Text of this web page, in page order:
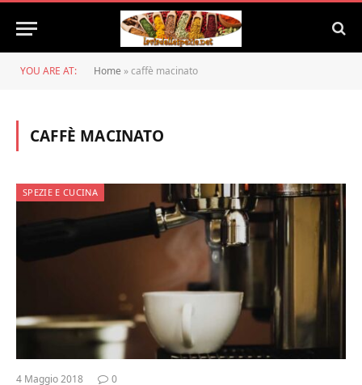
YOU ARE AT: Home »caffè macinato
CAFFÈ MACINATO
SPEZIE E CUCINA
4 Maggio 2018 0